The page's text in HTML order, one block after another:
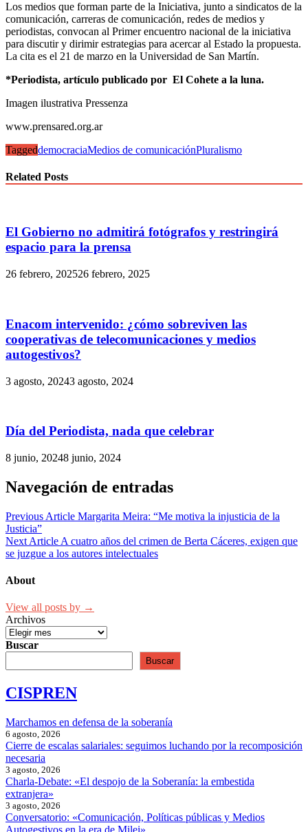
Los medios que forman parte de la Iniciativa, junto a sindicatos de la
comunicación, carreras de comunicación, redes de medios y
periodistas, convocan al Primer encuentro nacional de la iniciativa
para discutir y dirimir estrategias para acercar al Estado la propuesta.
La cita es el 21 de marzo en la Universidad de San Martín.
*Periodista, artículo publicado por El Cohete a la luna.
Imagen ilustrativa Pressenza
www.prensared.org.ar
TaggeddemocraciaMedios de comunicaciónPluralismo
Related Posts
El Gobierno no admitirá fotógrafos y restringirá
espacio para la prensa
26 febrero, 202526 febrero, 2025
Enacom intervenido: ¿cómo sobreviven las
cooperativas de telecomunicaciones y medios
autogestivos?
3 agosto, 20243 agosto, 2024
Día del Periodista, nada que celebrar
8 junio, 20248 junio, 2024
Navegación de entradas
Previous Article Margarita Meira: “Me motiva la injusticia de la
Justicia”
Next Article A cuatro años del crimen de Berta Cáceres, exigen que
se juzgue a los autores intelectuales
About
View all posts by →
Archivos
Buscar
Buscar
CISPREN
Marchamos en defensa de la soberanía
6 agosto, 2026
Cierre de escalas salariales: seguimos luchando por la recomposición
necesaria
3 agosto, 2026
Charla-Debate: «El despojo de la Soberanía: la embestida
extranjera»
3 agosto, 2026
Conversatorio: «Comunicación, Políticas públicas y Medios